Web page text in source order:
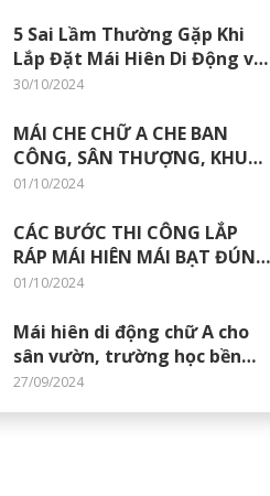
5 Sai Lầm Thường Gặp Khi
Lắp Đặt Mái Hiên Di Động và
Cách Khắc Phục
30/10/2024
MÁI CHE CHỮ A CHE BAN
CÔNG, SÂN THƯỢNG, KHU
VUI CHƠI GIA ĐÌNH
01/10/2024
CÁC BƯỚC THI CÔNG LẮP
RÁP MÁI HIÊN MÁI BẠT ĐÚNG
KỸ THUẬT NHẤT
01/10/2024
Mái hiên di động chữ A cho
sân vườn, trường học bền
đẹp, giá tốt
27/09/2024